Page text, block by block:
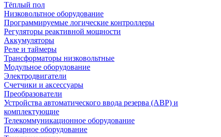
Тёплый пол
Низковольтное оборудование
Программируемые логические контроллеры
Регуляторы реактивной мощности
Аккумуляторы
Реле и таймеры
Трансформаторы низковольтные
Модульное оборудование
Электродвигатели
Счетчики и аксессуары
Преобразователи
Устройства автоматического ввода резерва (АВР) и
комплектующие
Телекоммуникационное оборудование
Пожарное оборудование